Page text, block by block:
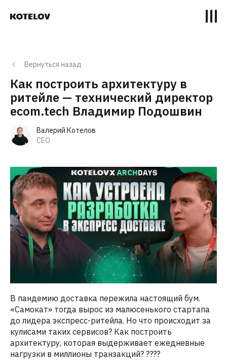
Вернуться назад
Как построить архитектуру в
ритейле — технический директор
ecom.tech Владимир Подошвин
Валерий Котелов
CEO
В пандемию доставка пережила настоящий бум.
«Самокат» тогда вырос из малюсенького стартапа
до лидера экспресс-ритейла. Но что происходит за
кулисами таких сервисов? Как построить
архитектуру, которая выдерживает ежедневные
нагрузки в миллионы транзакций? ????